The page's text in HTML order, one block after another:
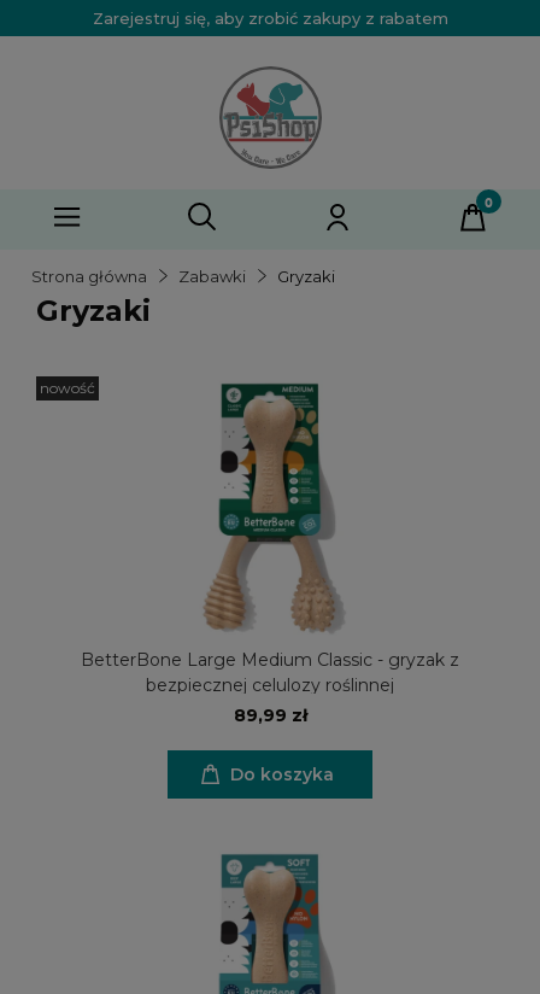
Zarejestruj się, aby zrobić zakupy z rabatem
Strona główna Zabawki Gryzaki
Gryzaki
BetterBone Large Medium Classic - gryzak z
bezpiecznej celulozy roślinnej
89,99 zł
Do koszyka
nowość